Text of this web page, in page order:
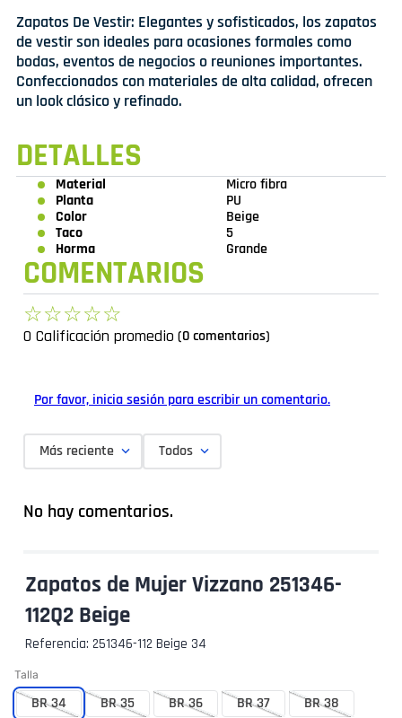
Zapatos De Vestir: Elegantes y sofisticados, los zapatos
de vestir son ideales para ocasiones formales como
bodas, eventos de negocios o reuniones importantes.
Confeccionados con materiales de alta calidad, ofrecen
un look clásico y refinado.
DETALLES
Material
Micro fibra
Planta
PU
Color
Beige
Taco
5
Horma
Grande
COMENTARIOS
☆☆☆☆☆
0 Calificación promedio (0 comentarios)
Por favor, inicia sesión para escribir un comentario.
Más reciente Todos
No hay comentarios.
Zapatos de Mujer Vizzano 251346-
112Q2 Beige
Referencia: 251346-112 Beige 34
Talla
BR 34 BR 35 BR 36 BR 37
BR 38